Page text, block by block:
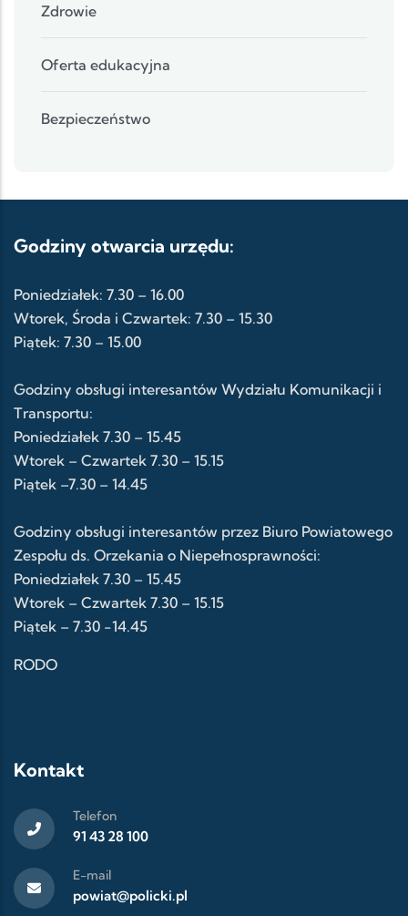
Zdrowie
Oferta edukacyjna
Bezpieczeństwo
Godziny otwarcia urzędu:
Poniedziałek: 7.30 – 16.00
Wtorek, Środa i Czwartek: 7.30 – 15.30
Piątek: 7.30 – 15.00
Godziny obsługi interesantów Wydziału Komunikacji i
Transportu:
Poniedziałek 7.30 – 15.45
Wtorek – Czwartek 7.30 – 15.15
Piątek –7.30 – 14.45
Godziny obsługi interesantów przez Biuro Powiatowego
Zespołu ds. Orzekania o Niepełnosprawności:
Poniedziałek 7.30 – 15.45
Wtorek – Czwartek 7.30 – 15.15
Piątek – 7.30 -14.45
RODO
Kontakt
Telefon
91 43 28 100
E-mail
powiat@policki.pl